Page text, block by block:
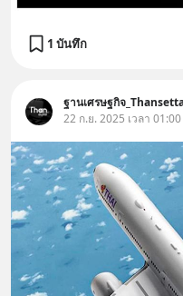
1 บันทึก
ฐานเศรษฐกิจ
22 ก.ย. 2025 เวลา 01:00